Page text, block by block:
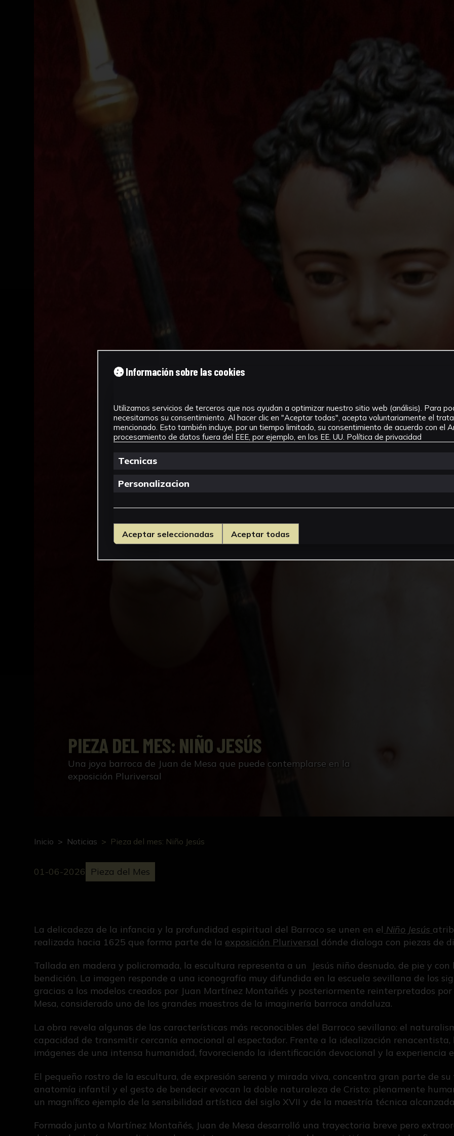
PIEZA DEL MES: NIÑO JESÚS
Una joya barroca de Juan de Mesa que puede contemplarse en la
exposición Pluriversal
Inicio Noticias Pieza del mes: Niño Jesús
01-06-2026 Pieza del Mes
La delicadeza de la infancia y la profundidad espiritual del Barroco se unen en el Niño Jesús
realizada hacia 1625 que forma parte de la exposición Pluriversal dónde dialoga con piezas de
Tallada en madera y policromada, la escultura representa a un Jesús niño desnudo, de pie y
bendición. La imagen responde a una iconografía muy difundida en la escuela sevillana de los
gracias a los modelos creados por Juan Martínez Montañés y posteriormente reinterpretados
Mesa, considerado uno de los grandes maestros de la imaginería barroca andaluza.
La obra revela algunas de las características más reconocibles del Barroco sevillano: el
capacidad de transmitir cercanía emocional al espectador. Frente a la idealización
imágenes de una intensa humanidad, favoreciendo la identificación devocional y la experiencia
El pequeño rostro de la escultura, de expresión serena y mirada viva, concentra gran parte de
anatomía infantil y el gesto de bendecir evocan la doble naturaleza de Cristo: plenamente
un magnífico ejemplo de la sensibilidad artística del siglo XVII y de la maestría técnica
Formado junto a Martínez Montañés, Juan de Mesa desarrolló una trayectoria breve pero
Información sobre las cookies
Utilizamos servicios de terceros que nos ayudan a optimizar nuestro sitio web (análisis). Para
necesitamos su consentimiento. Al hacer clic en "Aceptar todas", acepta voluntariamente el
mencionado. Esto también incluye, por un tiempo limitado, su consentimiento de acuerdo con el
procesamiento de datos fuera del EEE, por ejemplo, en los EE. UU. Política de privacidad
Tecnicas
Personalizacion
Aceptar seleccionadas Aceptar todas